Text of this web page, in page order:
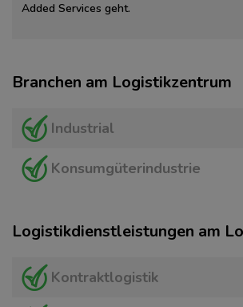
Added Services geht.
Branchen am Logistikzentrum
Industrial
Konsumgüterindustrie
Logistikdienstleistungen am
Kontraktlogistik